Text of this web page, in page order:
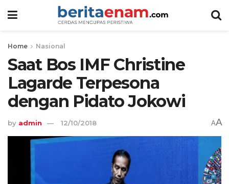
Home Nasional
Saat Bos IMF Christine
Lagarde Terpesona
dengan Pidato Jokowi
by admin 12/10/2018 AA